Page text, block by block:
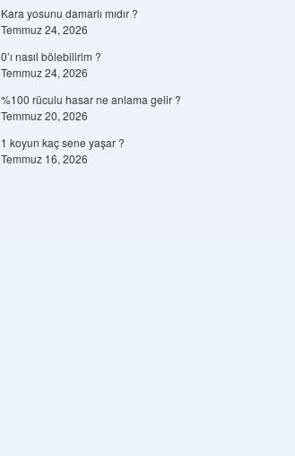
Kara yosunu damarlı mıdır ?
Temmuz 24, 2026
0’ı nasıl bölebilirim ?
Temmuz 24, 2026
%100 rüculu hasar ne anlama gelir ?
Temmuz 20, 2026
1 koyun kaç sene yaşar ?
Temmuz 16, 2026